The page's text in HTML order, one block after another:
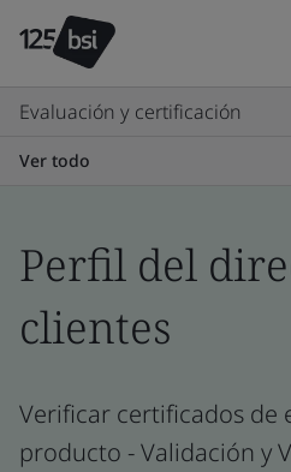
Evaluación y certificación
Ver todo
Perfil del
clientes
Verificar certificados de
producto - Validación y